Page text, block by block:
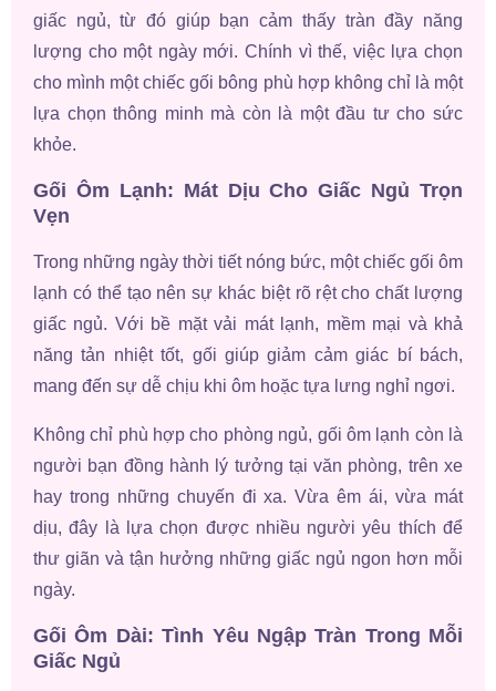
giấc ngủ, từ đó giúp bạn cảm thấy tràn đầy năng
lượng cho một ngày mới. Chính vì thế, việc lựa chọn
cho mình một chiếc gối bông phù hợp không chỉ là một
lựa chọn thông minh mà còn là một đầu tư cho sức
khỏe.
Gối Ôm Lạnh: Mát Dịu Cho Giấc Ngủ Trọn
Vẹn
Trong những ngày thời tiết nóng bức, một chiếc gối ôm
lạnh có thể tạo nên sự khác biệt rõ rệt cho chất lượng
giấc ngủ. Với bề mặt vải mát lạnh, mềm mại và khả
năng tản nhiệt tốt, gối giúp giảm cảm giác bí bách,
mang đến sự dễ chịu khi ôm hoặc tựa lưng nghỉ ngơi.
Không chỉ phù hợp cho phòng ngủ, gối ôm lạnh còn là
người bạn đồng hành lý tưởng tại văn phòng, trên xe
hay trong những chuyến đi xa. Vừa êm ái, vừa mát
dịu, đây là lựa chọn được nhiều người yêu thích để
thư giãn và tận hưởng những giấc ngủ ngon hơn mỗi
ngày.
Gối Ôm Dài: Tình Yêu Ngập Tràn Trong Mỗi
Giấc Ngủ